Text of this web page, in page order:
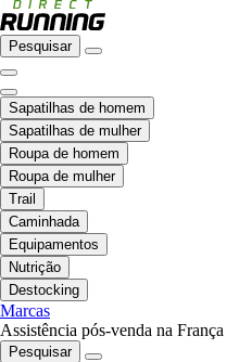
Pesquisar
Sapatilhas de homem
Sapatilhas de mulher
Roupa de homem
Roupa de mulher
Trail
Caminhada
Equipamentos
Nutrição
Destocking
Marcas
Assistência pós-venda na França
Pesquisar